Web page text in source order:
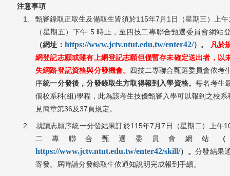
注意事項
1. 甄審錄取正取生及備取生皆須於115年7 月 1 日 （星期三） 上午
（星期五） 下午 5時止，至四技二專聯合甄選委員會網站
（網址： https://www.jctv.ntut.edu.tw/enter42/） 。
凡於
網登記志願或雖有上網登記志願但僅暫存未確定送出者，以
失網路登記資格與分發機會。 四技二專聯合甄選委員會依考
序統一分發後，分發錄取生方取得報到入學資格。每名考生
個校系科(組)學程，此為該考生技優甄審入學可以報到之校系
見簡章第36及37頁規定。
2. 就讀志願序統一分發結果訂於115年7 月7 日 （星期二） 上午
二專聯合甄選委員會網站
https://www.jctv.ntut.edu.tw/enter42/skill/） 。 分發結果
寄發。屆時請分發錄取生依通知說明完成報到手續。